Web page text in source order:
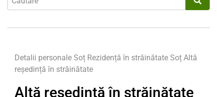
Detalii personale Soț Rezidență în străinătate Soț Altă
reședință în străinătate
Altă reședință în străinătate